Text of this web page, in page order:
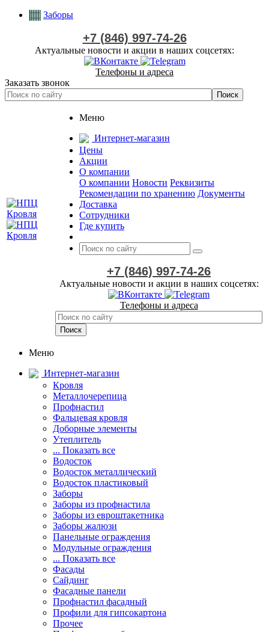
Заборы
+7 (846) 997-74-26
Актуальные новости и акции в наших соцсетях:
Телефоны и адреса
Заказать звонок
Меню
Интернет-магазин
Цены
Акции
О компании
О компании Новости Реквизиты
Рекомендации по хранению Документы
Доставка
Сотрудники
Где купить
+7 (846) 997-74-26
Актуальные новости и акции в наших соцсетях:
Телефоны и адреса
Меню
Интернет-магазин
Кровля
Металлочерепица
Профнастил
Фальцевая кровля
Доборные элементы
Утеплитель
... Показать все
Водосток
Водосток металлический
Водосток пластиковый
Заборы
Заборы из профнастила
Заборы из евроштакетника
Заборы жалюзи
Панельные ограждения
Модульные ограждения
... Показать все
Фасады
Сайдинг
Фасадные панели
Профнастил фасадный
Профили для гипсокартона
Прочее